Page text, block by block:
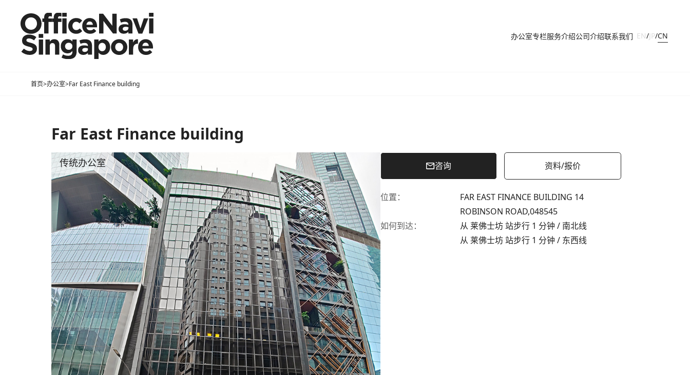
办公室专栏服务介绍公司介绍联系我们 EN/JP/CN
首页>办公室>Far East Finance building
Far East Finance building
传统办公室 咨询 资料/报价
位置：
FAR EAST FINANCE BUILDING 14
ROBINSON ROAD,048545
如何到达：
从 莱佛士坊 站步行 1 分钟 / 南北线
从 莱佛士坊 站步行 1 分钟 / 东西线